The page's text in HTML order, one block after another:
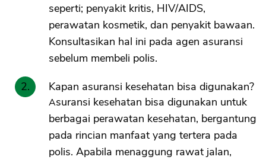
seperti; penyakit kritis, HIV/AIDS,
perawatan kosmetik, dan penyakit bawaan.
Konsultasikan hal ini pada agen asuransi
sebelum membeli polis.
Kapan asuransi kesehatan bisa digunakan?
Asuransi kesehatan bisa digunakan untuk
berbagai perawatan kesehatan, bergantung
pada rincian manfaat yang tertera pada
polis. Apabila menaggung rawat jalan,